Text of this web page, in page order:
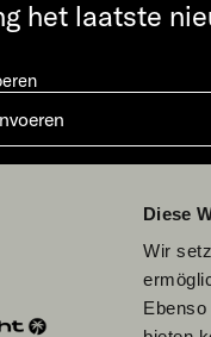
Diese
Wir
het laatste
ga je akkoord met